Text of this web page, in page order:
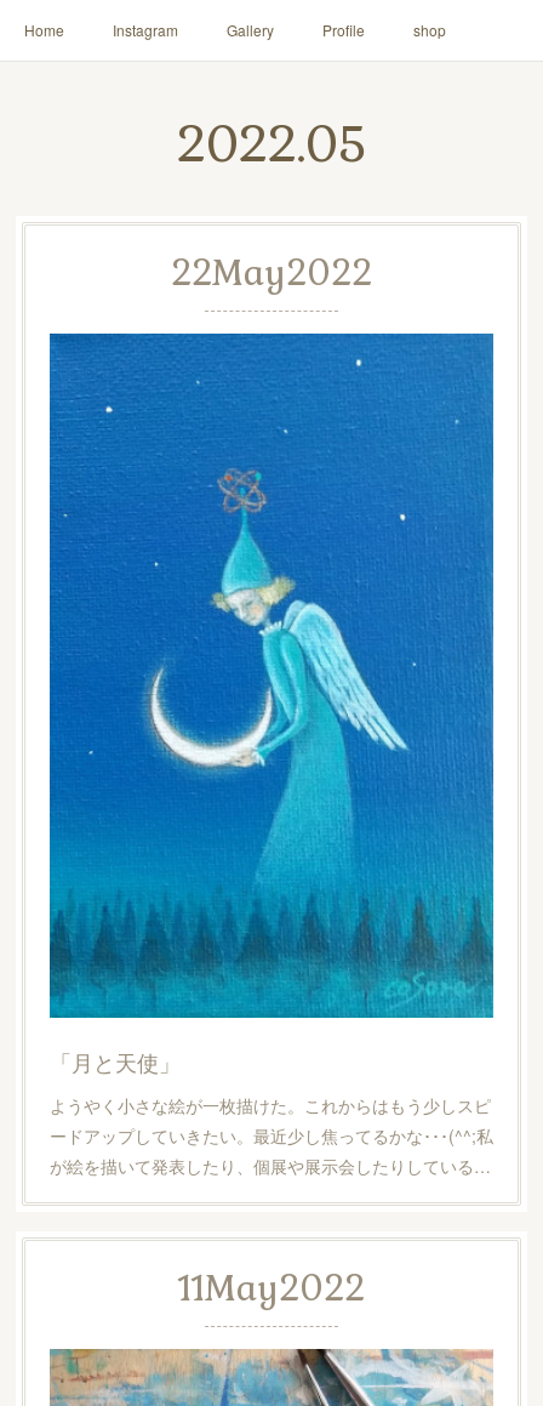
Home Instagram Gallery Profile shop
2022.05
22May2022
「月と天使」
ようやく小さな絵が一枚描けた。これからはもう少しスピ
ードアップしていきたい。最近少し焦ってるかな･･･(^^;私
が絵を描いて発表したり、個展や展示会したりしている…
11May2022